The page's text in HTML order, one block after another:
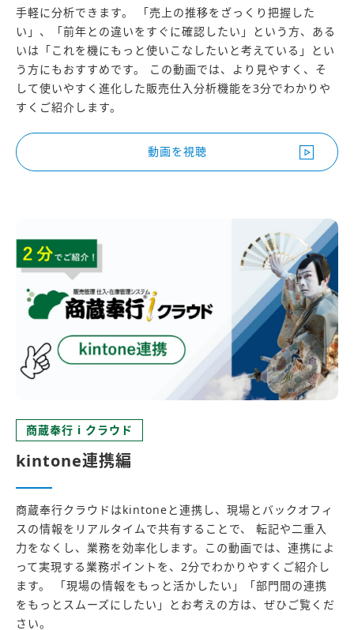
手軽に分析できます。 「売上の推移をざっくり把握した
い」、「前年との違いをすぐに確認したい」という方、ある
いは「これを機にもっと使いこなしたいと考えている」とい
う方にもおすすめです。 この動画では、より見やすく、そ
して使いやすく進化した販売仕入分析機能を3分でわかりや
すくご紹介します。
動画を視聴
商蔵奉行 i クラウド
kintone連携編
商蔵奉行クラウドはkintoneと連携し、現場とバックオフィ
スの情報をリアルタイムで共有することで、 転記や二重入
力をなくし、業務を効率化します。この動画では、連携によ
って実現する業務ポイントを、2分でわかりやすくご紹介し
ます。 「現場の情報をもっと活かしたい」「部門間の連携
をもっとスムーズにしたい」とお考えの方は、ぜひご覧くだ
さい。